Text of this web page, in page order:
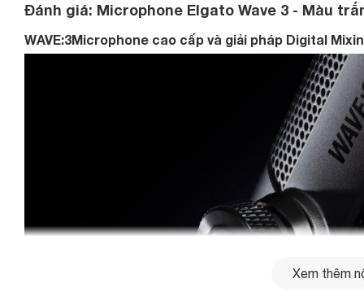
Đánh giá: Microphone Elgato Wave 3 - Màu
WAVE:3Microphone cao cấp và giải pháp Digital
Xem thêm